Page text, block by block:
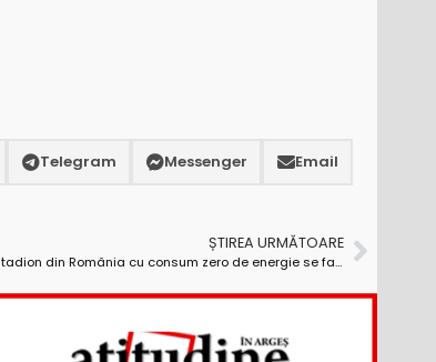
Telegram Messenger Email
ȘTIREA URMĂTOARE
Primul stadion din România cu consum zero de energie se face la Pitești!